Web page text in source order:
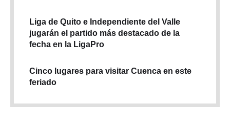
Liga de Quito e Independiente del Valle
jugarán el partido más destacado de la
fecha en la LigaPro
Cinco lugares para visitar Cuenca en este
feriado